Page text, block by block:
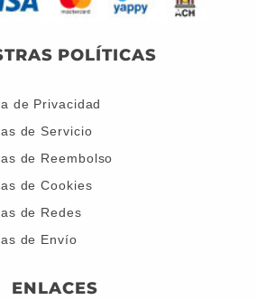
POLÍTICAS
de Privacidad
de Servicio
de Reembolso
de Cookies
de Redes
de Envío
ENLACES